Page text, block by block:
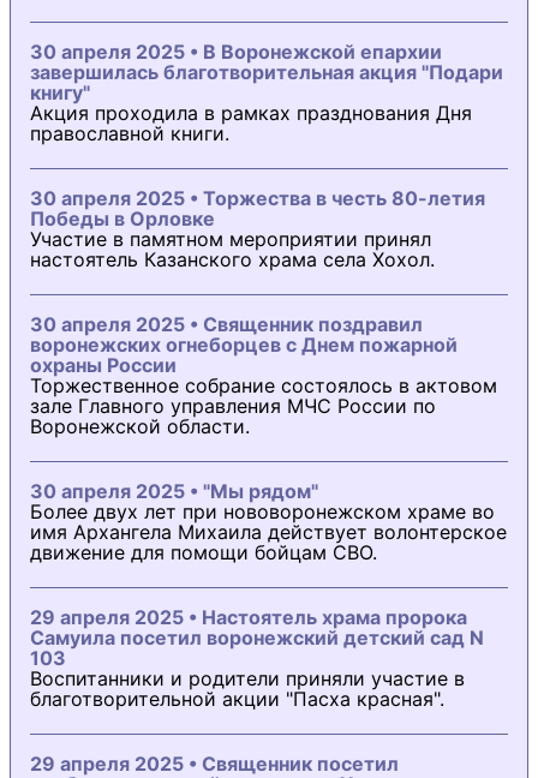
30 апреля 2025 • В Воронежской епархии
завершилась благотворительная акция "Подари
книгу"
Акция проходила в рамках празднования Дня
православной книги.
30 апреля 2025 • Торжества в честь 80-летия
Победы в Орловке
Участие в памятном мероприятии принял
настоятель Казанского храма села Хохол.
30 апреля 2025 • Священник поздравил
воронежских огнеборцев с Днем пожарной
охраны России
Торжественное собрание состоялось в актовом
зале Главного управления МЧС России по
Воронежской области.
30 апреля 2025 • "Мы рядом"
Более двух лет при нововоронежском храме во
имя Архангела Михаила действует волонтерское
движение для помощи бойцам СВО.
29 апреля 2025 • Настоятель храма пророка
Самуила посетил воронежский детский сад N
103
Воспитанники и родители приняли участие в
благотворительной акции "Пасха красная".
29 апреля 2025 • Священник посетил